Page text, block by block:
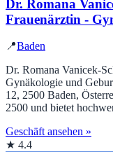
Dr. Romana
Frauenärztin -
📍Baden
Dr. Romana Vanicek-
Gynäkologie und
12, 2500 Baden,
2500 und bietet
Geschäft ansehen »
★ 4.4